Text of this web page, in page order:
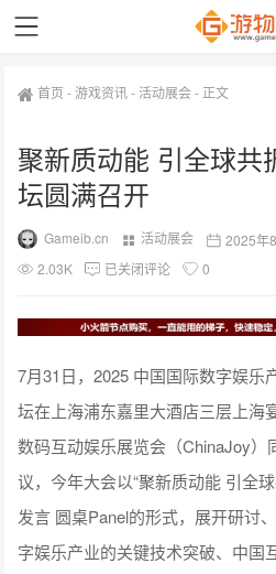
首页 -游戏资讯-活动展会- 正文
聚新质动能 引全球共
坛圆满召开
Gameib.cn 活动展会
2025年
2.03K
已关闭评论 0
7月31日，2025 中国国际数字娱乐
坛在上海浦东嘉里大酒店三层上海
数码互动娱乐展览会（ChinaJoy
议，今年大会以“聚新质动能 引全
发言 圆桌Panel的形式，展开研讨
字娱乐产业的关键技术突破、中国